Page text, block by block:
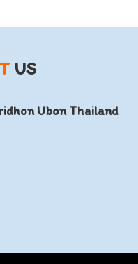
US
Ubon Thailand